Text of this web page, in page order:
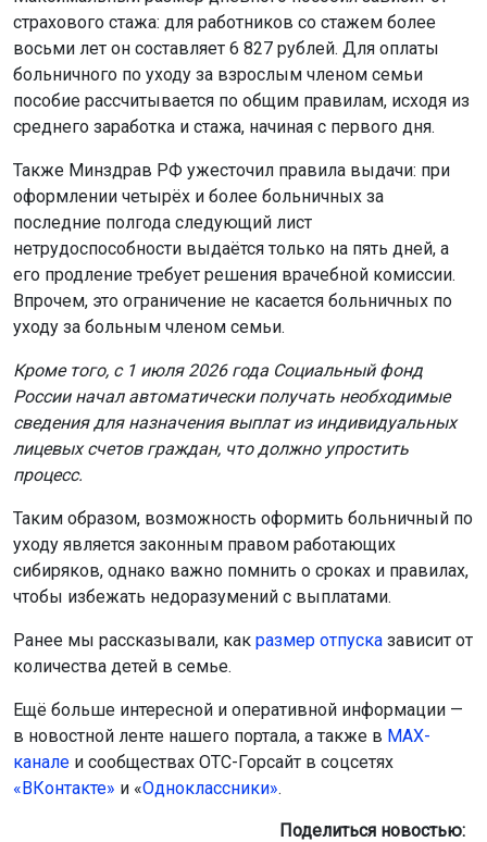
страхового стажа: для работников со стажем более
восьми лет он составляет 6 827 рублей. Для оплаты
больничного по уходу за взрослым членом семьи
пособие рассчитывается по общим правилам, исходя из
среднего заработка и стажа, начиная с первого дня.
Также Минздрав РФ ужесточил правила выдачи: при
оформлении четырёх и более больничных за
последние полгода следующий лист
нетрудоспособности выдаётся только на пять дней, а
его продление требует решения врачебной комиссии.
Впрочем, это ограничение не касается больничных по
уходу за больным членом семьи.
Кроме того, с 1 июля 2026 года Социальный фонд
России начал автоматически получать необходимые
сведения для назначения выплат из индивидуальных
лицевых счетов граждан, что должно упростить
процесс.
Таким образом, возможность оформить больничный по
уходу является законным правом работающих
сибиряков, однако важно помнить о сроках и правилах,
чтобы избежать недоразумений с выплатами.
Ранее мы рассказывали, как размер отпуска зависит от
количества детей в семье.
Ещё больше интересной и оперативной информации —
в новостной ленте нашего портала, а также в МАХ-
канале и сообществах ОТС-Горсайт в соцсетях
«ВКонтакте» и «Одноклассники».
Поделиться новостью: